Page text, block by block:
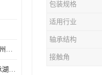
美国KBS直线法兰轴承湖州KBS轴承
德国NEY轴承 耐尔优轴承湖州代理商
包装规格
适用行业
轴承结构
接触角